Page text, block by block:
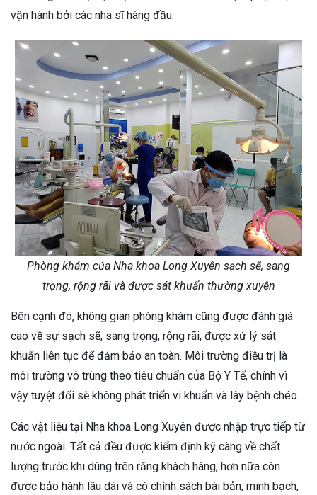
vận hành bởi các nha sĩ hàng đầu.
Phòng khám của Nha khoa Long Xuyên sạch sẽ, sang
trọng, rộng rãi và được sát khuẩn thường xuyên
Bên cạnh đó, không gian phòng khám cũng được đánh giá
cao về sự sạch sẽ, sang trọng, rộng rãi, được xử lý sát
khuẩn liên tục để đảm bảo an toàn. Môi trường điều trị là
môi trường vô trùng theo tiêu chuẩn của Bộ Y Tế, chính vì
vậy tuyệt đối sẽ không phát triển vi khuẩn và lây bệnh chéo.
Các vật liệu tại Nha khoa Long Xuyên được nhập trực tiếp từ
nước ngoài. Tất cả đều được kiểm định kỹ càng về chất
lượng trước khi dùng trên răng khách hàng, hơn nữa còn
được bảo hành lâu dài và có chính sách bài bản, minh bạch,